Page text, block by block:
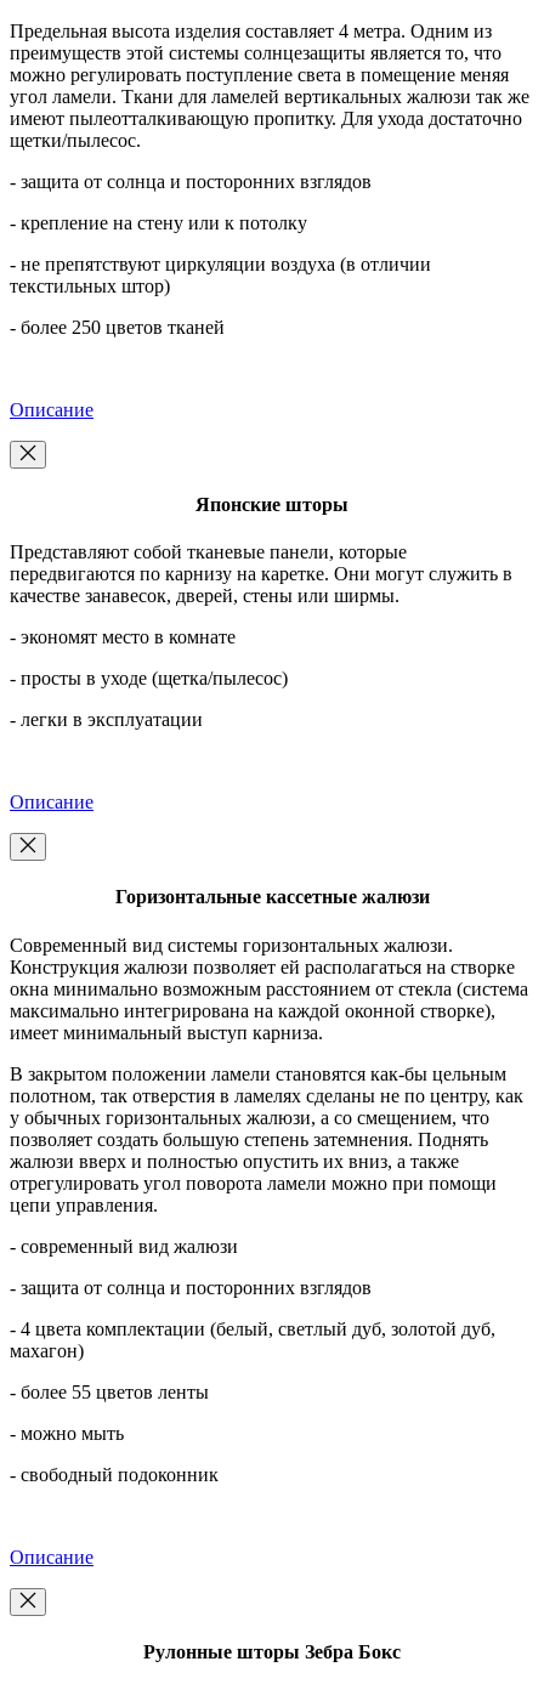
Предельная высота изделия составляет 4 метра. Одним из
преимуществ этой системы солнцезащиты является то, что
можно регулировать поступление света в помещение меняя
угол ламели. Ткани для ламелей вертикальных жалюзи так же
имеют пылеотталкивающую пропитку. Для ухода достаточно
щетки/пылесос.
- защита от солнца и посторонних взглядов
- крепление на стену или к потолку
- не препятствуют циркуляции воздуха (в отличии
текстильных штор)
- более 250 цветов тканей
Описание
Японские шторы
Представляют собой тканевые панели, которые
передвигаются по карнизу на каретке. Они могут служить в
качестве занавесок, дверей, стены или ширмы.
- экономят место в комнате
- просты в уходе (щетка/пылесос)
- легки в эксплуатации
Описание
Горизонтальные кассетные жалюзи
Современный вид системы горизонтальных жалюзи.
Конструкция жалюзи позволяет ей располагаться на створке
окна минимально возможным расстоянием от стекла (система
максимально интегрирована на каждой оконной створке),
имеет минимальный выступ карниза.
В закрытом положении ламели становятся как-бы цельным
полотном, так отверстия в ламелях сделаны не по центру, как
у обычных горизонтальных жалюзи, а со смещением, что
позволяет создать большую степень затемнения. Поднять
жалюзи вверх и полностью опустить их вниз, а также
отрегулировать угол поворота ламели можно при помощи
цепи управления.
- современный вид жалюзи
- защита от солнца и посторонних взглядов
- 4 цвета комплектации (белый, светлый дуб, золотой дуб,
махагон)
- более 55 цветов ленты
- можно мыть
- свободный подоконник
Описание
Рулонные шторы Зебра Бокс